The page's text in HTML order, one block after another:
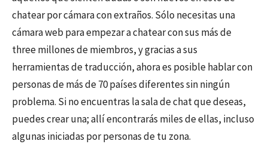
chatear por cámara con extraños. Sólo necesitas una
cámara web para empezar a chatear con sus más de
three millones de miembros, y gracias a sus
herramientas de traducción, ahora es posible hablar con
personas de más de 70 países diferentes sin ningún
problema. Si no encuentras la sala de chat que deseas,
puedes crear una; allí encontrarás miles de ellas, incluso
algunas iniciadas por personas de tu zona.